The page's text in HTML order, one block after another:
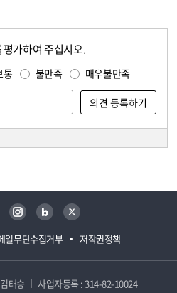
가하여 주십시오.
통 불만족 매우불만족
일무단수집거부 저작권정책
인스타그램 블로그 트위터
태승
사업자등록 : 314-82-10024